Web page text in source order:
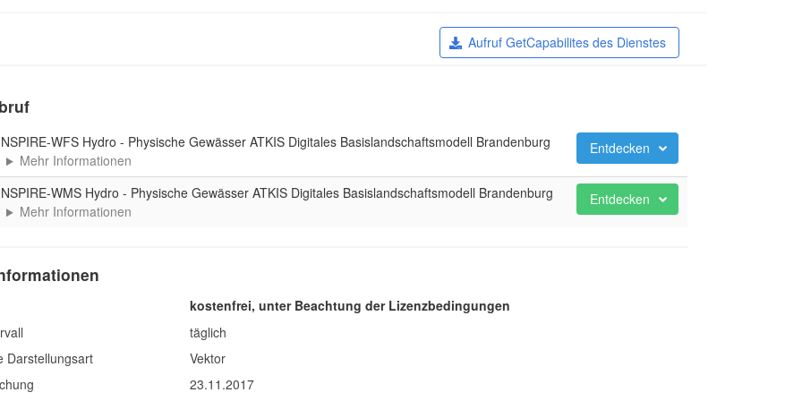
Aufruf GetCapabilites des Dienstes
WFS Hydro - Physische Gewässer ATKIS Digitales Basislandschaftsmodell Brandenburg
Mehr Informationen
Entdecken
WMS Hydro - Physische Gewässer ATKIS Digitales Basislandschaftsmodell Brandenburg
Mehr Informationen
Entdecken
kostenfrei, unter Beachtung der Lizenzbedingungen
täglich
Darstellungsart
Vektor
23.11.2017